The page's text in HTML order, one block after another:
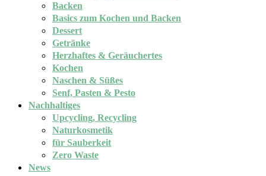
Backen
Basics zum Kochen und Backen
Dessert
Getränke
Herzhaftes & Geräuchertes
Kochen
Naschen & Süßes
Senf, Pasten & Pesto
Nachhaltiges
Upcycling, Recycling
Naturkosmetik
für Sauberkeit
Zero Waste
News